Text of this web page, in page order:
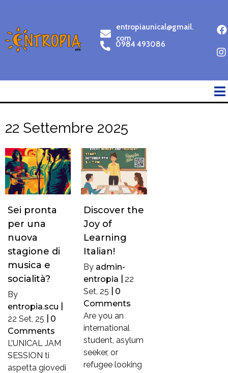
entropiaunical@gmail.
com
0984 493086
22 Settembre 2025
Sei pronta
per una
nuova
stagione di
musica e
socialità?
By
entropia.scu
22 Set, 25
0
Comments
L’UNICAL JAM
SESSION ti
aspetta giovedì
Discover the
Joy of
Learning
Italian!
By admin-
entropia
22
Set, 25
0
Comments
Are you an
international
student, asylum
seeker, or
refugee looking